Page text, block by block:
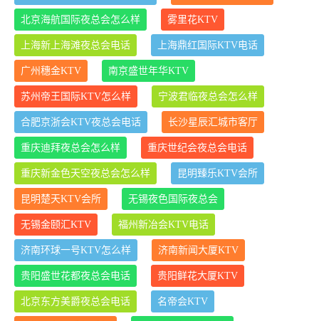
北京海航国际夜总会怎么样 雾里花KTV
上海新上海滩夜总会电话 上海鼎红国际KTV电话
广州穗金KTV 南京盛世年华KTV
苏州帝王国际KTV怎么样 宁波君临夜总会怎么样
合肥京浙会KTV夜总会电话 长沙星辰汇城市客厅
重庆迪拜夜总会怎么样 重庆世纪会夜总会电话
重庆新金色天空夜总会怎么样 昆明臻乐KTV会所
昆明楚天KTV会所 无锡夜色国际夜总会
无锡金颐汇KTV 福州新冶会KTV电话
济南环球一号KTV怎么样 济南新闻大厦KTV
贵阳盛世花都夜总会电话 贵阳鲜花大厦KTV
北京东方美爵夜总会电话 名帝会KTV